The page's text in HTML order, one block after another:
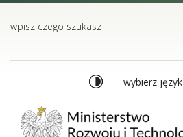
TREŚĆ
MENU GŁÓWNE
WYSZUKIWARKA
wpisz czego szukasz
wybierz język